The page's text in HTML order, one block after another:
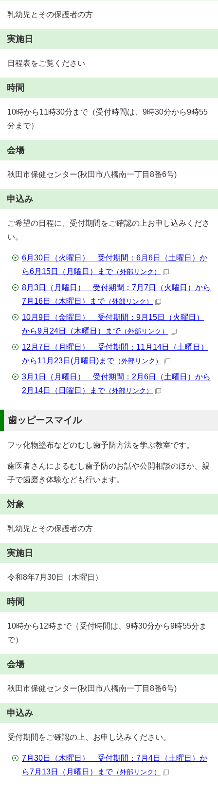
乳幼児とその保護者の方
実施日
日程表をご覧ください
時間
10時から11時30分まで（受付時間は、9時30分から9時55
分まで）
会場
秋田市保健センター(秋田市八橋南一丁目8番6号)
申込み
ご希望の日程に、受付期間をご確認の上お申し込みくださ
い。
6月30日（火曜日） 受付期間：6月6日（土曜日）か
ら6月15日（月曜日）まで（外部リンク）
8月3日（月曜日） 受付期間：7月7日（火曜日）から
7月16日（木曜日）まで（外部リンク）
10月9日（金曜日） 受付期間：9月15日（火曜日）
から9月24日（木曜日）まで（外部リンク）
12月7日（月曜日） 受付期間：11月14日（土曜日）
から11月23日(月曜日)まで（外部リンク）
3月1日（月曜日） 受付期間：2月6日（土曜日）から
2月14日（日曜日）まで（外部リンク）
歯ッピースマイル
フッ化物塗布などのむし歯予防方法を学ぶ教室です。
歯医者さんによるむし歯予防のお話や公開相談のほか、親
子で歯磨き体験なども行います。
対象
乳幼児とその保護者の方
実施日
令和8年7月30日（木曜日）
時間
10時から12時まで（受付時間は、9時30分から9時55分ま
で）
会場
秋田市保健センター(秋田市八橋南一丁目8番6号)
申込み
受付期間をご確認の上、お申し込みください。
7月30日（木曜日） 受付期間：7月4日（土曜日）か
ら7月13日（月曜日）まで（外部リンク）